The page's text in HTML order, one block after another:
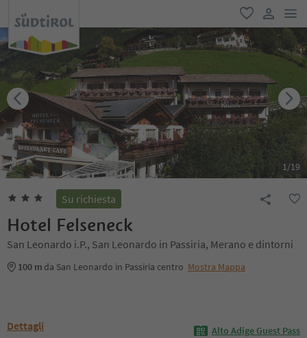
favoriti
user link
1/19
Su richiesta
Hotel Felseneck
San Leonardo i.P., San Leonardo in Passiria, Merano e dintorni
100 m da San Leonardo in Passiria centro Mostra Mappa
Dettagli Alto Adige Guest Pass